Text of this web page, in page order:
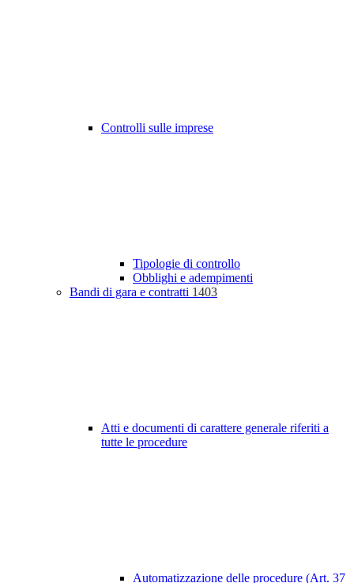
Controlli sulle imprese
Tipologie di controllo
Obblighi e adempimenti
Bandi di gara e contratti 1403
Atti e documenti di carattere generale riferiti a
tutte le procedure
Automatizzazione delle procedure (Art. 37